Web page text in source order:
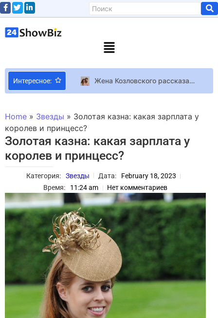
Интересное:
Жена Козловского рассказала о партнерских родах и показала фото из выписки
Несколько месяцев не ночевал дома: как война повлияла на отношения Алексея Резникова с молодой женой
Певица Мика Ньютон впервые с начала войны приехала в Украину и попала под обстрелы
Home » Звезды » Золотая казна: какая зарплата у
королев и принцесс?
Золотая казна: какая зарплата у
королев и принцесс?
Категория: Звезды Дата:
February 18, 2023
Время:
11:24 am Нет комментариев